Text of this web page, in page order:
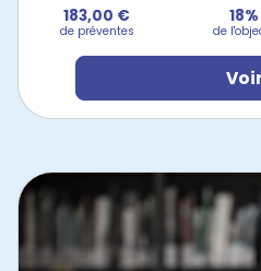
183,00 €
de préventes
18%
de